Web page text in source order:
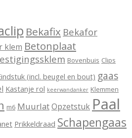
Bekafix Bekafor
klem Betonplaat
Bovenbuis Clips
(incl. beugel en bout) gaas
Kastanje rol keerwandanker Klemmen
m6 MuurlatOpzetstuk Paal
Prikkeldraad Schapengaas